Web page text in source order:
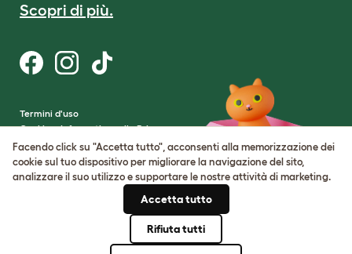
Scopri di più.
Termini d'uso
Cookie e Informativa sulla Privacy
Cookie Settings
Mappa del sito
Numero di registrazione della società:
Facendo click su "Accetta tutto", acconsenti alla memorizzazione dei
cookie sul tuo dispositivo per migliorare la navigazione del sito,
analizzare il suo utilizzo e supportare le nostre attività di marketing.
Accetta tutto
Rifiuta tutti